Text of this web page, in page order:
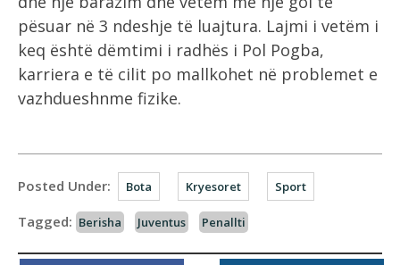
pësuar në 3 ndeshje të luajtura. Lajmi i vetëm i
keq është dëmtimi i radhës i Pol Pogba,
karriera e të cilit po mallkohet në problemet e
vazhdueshnme fizike.
Posted Under: Bota Kryesoret Sport
Tagged: Berisha Juventus Penallti